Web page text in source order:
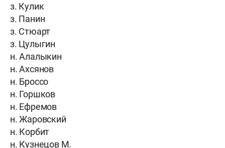
з. Кулик
з. Панин
з. Стюарт
з. Цулыгин
н. Алалыкин
н. Ахсянов
н. Броссо
н. Горшков
н. Ефремов
н. Жаровский
н. Корбит
н. Кузнецов М.